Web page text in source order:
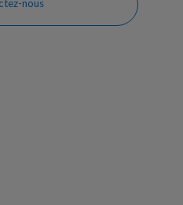
nous